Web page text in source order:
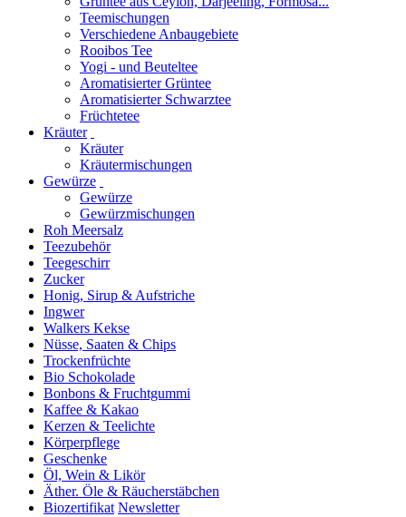
Teemischungen
Verschiedene Anbaugebiete
Rooibos Tee
Yogi - und Beuteltee
Aromatisierter Grüntee
Aromatisierter Schwarztee
Früchtetee
Kräuter
Kräuter
Kräutermischungen
Gewürze
Gewürze
Gewürzmischungen
Roh Meersalz
Teezubehör
Teegeschirr
Zucker
Honig, Sirup & Aufstriche
Ingwer
Walkers Kekse
Nüsse, Saaten & Chips
Trockenfrüchte
Bio Schokolade
Bonbons & Fruchtgummi
Kaffee & Kakao
Kerzen & Teelichte
Körperpflege
Geschenke
Öl, Wein & Likör
Äther. Öle & Räucherstäbchen
Biozertifikat Newsletter